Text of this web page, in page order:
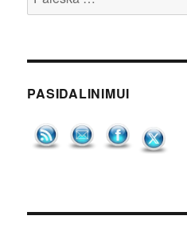
PASIDALINIMUI